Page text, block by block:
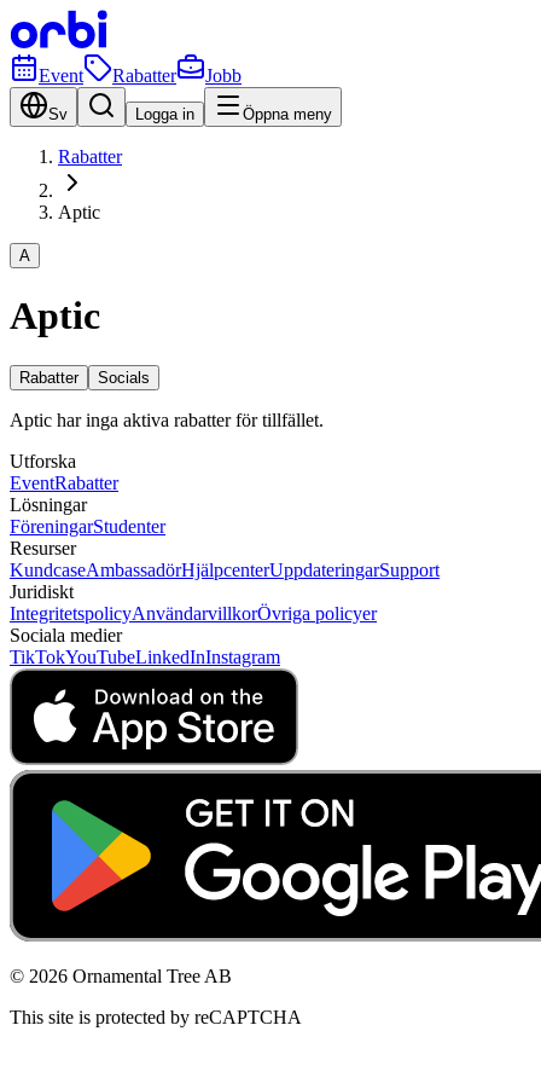
Event Rabatter Jobb
Sv Logga in Öppna meny
Rabatter
Aptic
A
Aptic
Rabatter Socials
Aptic har inga aktiva rabatter för tillfället.
Utforska
EventRabatter
Lösningar
FöreningarStudenter
Resurser
KundcaseAmbassadörHjälpcenterUppdateringarSupport
Juridiskt
IntegritetspolicyAnvändarvillkorÖvriga policyer
Sociala medier
TikTokYouTubeLinkedInInstagram
© 2026 Ornamental Tree AB
This site is protected by reCAPTCHA